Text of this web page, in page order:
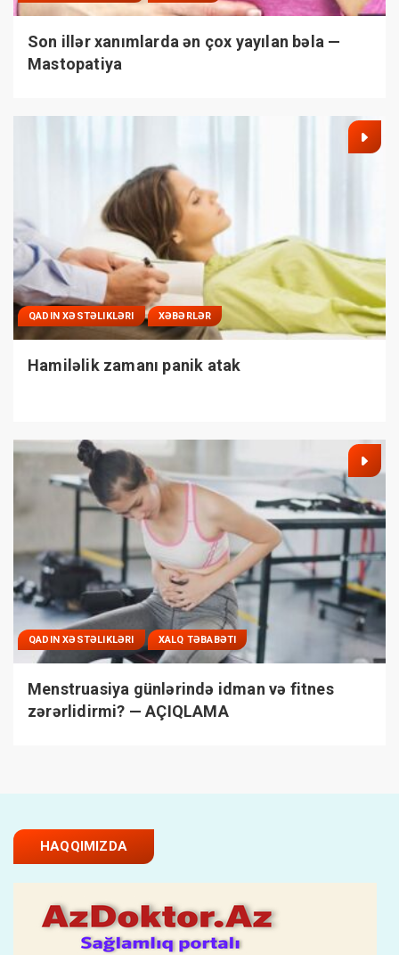
Son illər xanımlarda ən çox yayılan bəla —
Mastopatiya
QADIN XƏSTƏLIKLƏRI XƏBƏRLƏR
Hamiləlik zamanı panik atak
QADIN XƏSTƏLIKLƏRI XALQ TƏBABƏTI
Menstruasiya günlərində idman və fitnes
zərərlidirmi? — AÇIQLAMA
HAQQIMIZDA